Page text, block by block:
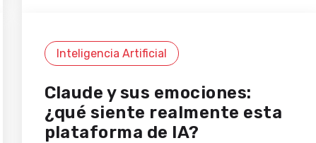
Inteligencia Artificial
Claude y sus emociones:
¿qué siente realmente esta
plataforma de IA?